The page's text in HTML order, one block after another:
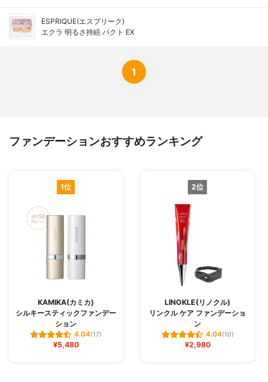
ESPRIQUE(エスプリーク)
エクラ 明るさ持続 パクト EX
1
ファンデーションおすすめランキング
1位
KAMIKA(カミカ)
シルキースティックファンデー
ション
4.04(17)
¥5,480
2位
LINOKLE(リノクル)
リンクル ケア ファンデーショ
ン
4.04(10)
¥2,980